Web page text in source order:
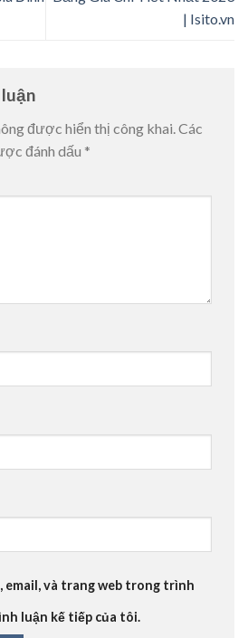
| Isito.vn
được hiển thị công khai.Các
đánh dấu *
email, và trang web trong trình
luận kế tiếp của tôi.